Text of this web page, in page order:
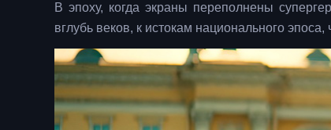
В эпоху, когда экраны переполнены
вглубь веков, к истокам национального